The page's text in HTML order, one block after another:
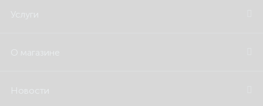
Услуги
О магазине
Новости